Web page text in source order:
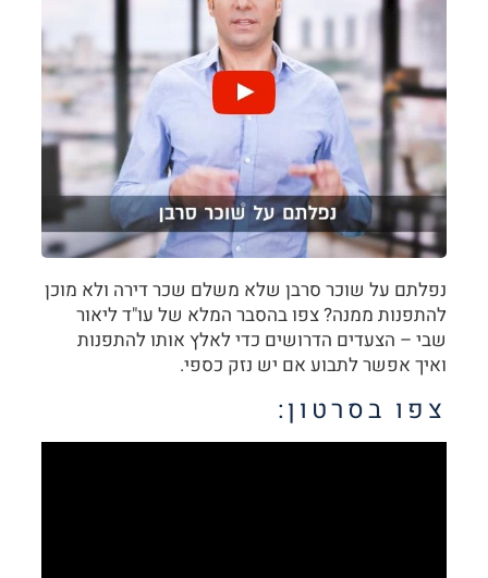
נפלתם על שוכר סרבן שלא משלם שכר דירה ולא מוכן
להתפנות ממנה? צפו בהסבר המלא של עו"ד ליאור
שבי – הצעדים הדרושים כדי לאלץ אותו להתפנות
ואיך אפשר לתבוע אם יש נזק כספי.
צפו בסרטון: